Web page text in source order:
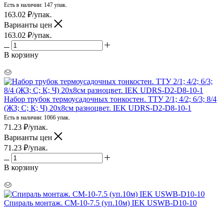
Есть в наличии: 147 упак.
163.02 ₽/упак.
Варианты цен
163.02 ₽/упак.
В корзину
Набор трубок термоусадочных тонкостен. ТТУ 2/1; 4/2; 6/3; 8/4
(ЖЗ; С; К; Ч) 20х8см разноцвет. IEK UDRS-D2-D8-10-1
Есть в наличии: 1066 упак.
71.23 ₽/упак.
Варианты цен
71.23 ₽/упак.
В корзину
Спираль монтаж. СМ-10-7.5 (уп.10м) IEK USWB-D10-10